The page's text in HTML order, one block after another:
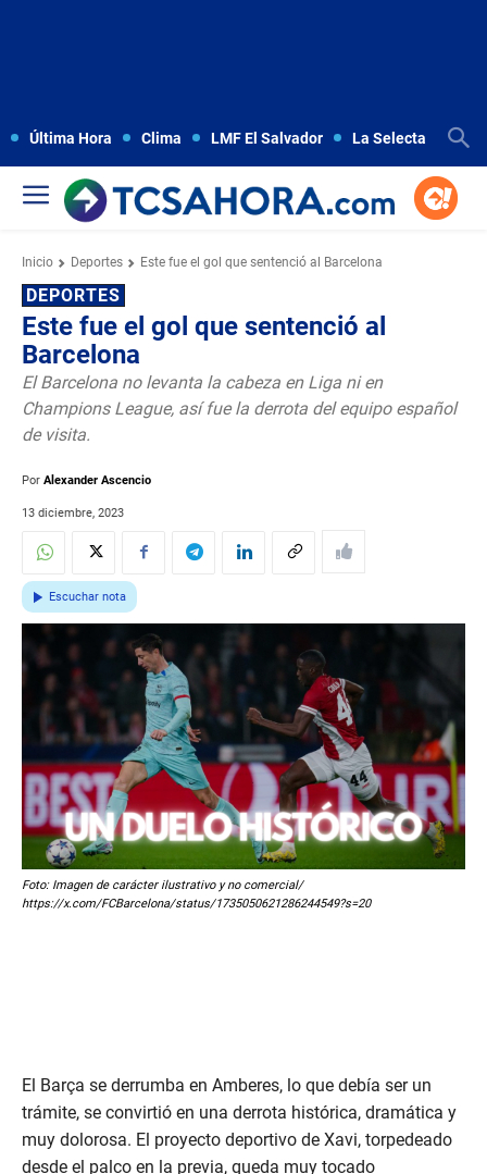
Última Hora Clima LMF El Salvador La Selecta
Inicio Deportes Este fue el gol que sentenció al Barcelona
DEPORTES
Este fue el gol que sentenció al
Barcelona
El Barcelona no levanta la cabeza en Liga ni en
Champions League, así fue la derrota del equipo español
de visita.
Por Alexander Ascencio
13 diciembre, 2023
Escuchar nota
Foto: Imagen de carácter ilustrativo y no comercial/
https://x.com/FCBarcelona/status/1735050621286244549?s=20
El Barça se derrumba en Amberes, lo que debía ser un
trámite, se convirtió en una derrota histórica, dramática y
muy dolorosa. El proyecto deportivo de Xavi, torpedeado
desde el palco en la previa, queda muy tocado